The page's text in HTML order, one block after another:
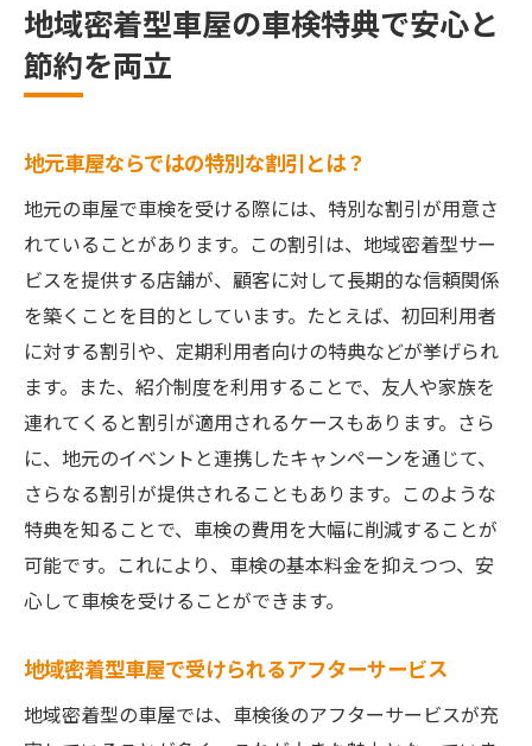
地域密着型車屋の車検特典で安心と
節約を両立
地元車屋ならではの特別な割引とは？
地元の車屋で車検を受ける際には、特別な割引が用意さ
れていることがあります。この割引は、地域密着型サー
ビスを提供する店舗が、顧客に対して長期的な信頼関係
を築くことを目的としています。たとえば、初回利用者
に対する割引や、定期利用者向けの特典などが挙げられ
ます。また、紹介制度を利用することで、友人や家族を
連れてくると割引が適用されるケースもあります。さら
に、地元のイベントと連携したキャンペーンを通じて、
さらなる割引が提供されることもあります。このような
特典を知ることで、車検の費用を大幅に削減することが
可能です。これにより、車検の基本料金を抑えつつ、安
心して車検を受けることができます。
地域密着型車屋で受けられるアフターサービス
地域密着型の車屋では、車検後のアフターサービスが充